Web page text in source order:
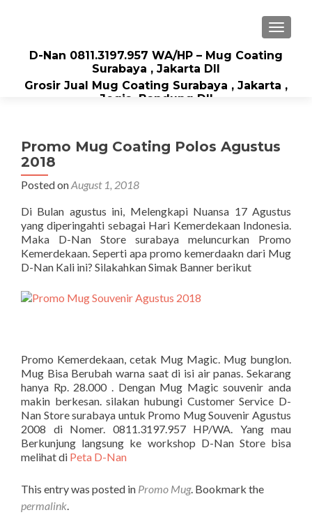
D-Nan 0811.3197.957 WA/HP – Mug Coating
Surabaya , Jakarta Dll
Grosir Jual Mug Coating Surabaya , Jakarta ,
Jogja, Bandung Dll
Promo Mug Coating Polos Agustus
2018
Posted onAugust 1, 2018
Di Bulan agustus ini, Melengkapi Nuansa 17 Agustus
yang diperingahti sebagai Hari Kemerdekaan Indonesia.
Maka D-Nan Store surabaya meluncurkan Promo
Kemerdekaan. Seperti apa promo kemerdaakn dari Mug
D-Nan Kali ini? Silakahkan Simak Banner berikut
Promo Kemerdekaan, cetak Mug Magic. Mug bunglon.
Mug Bisa Berubah warna saat di isi air panas. Sekarang
hanya Rp. 28.000 . Dengan Mug Magic souvenir anda
makin berkesan. silakan hubungi Customer Service D-
Nan Store surabaya untuk Promo Mug Souvenir Agustus
2008 di Nomer. 0811.3197.957 HP/WA. Yang mau
Berkunjung langsung ke workshop D-Nan Store bisa
melihat di Peta D-Nan
This entry was posted in Promo Mug. Bookmark the
permalink.